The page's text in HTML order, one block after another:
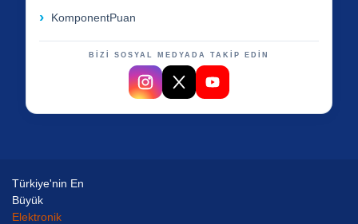
KomponentPuan
BİZİ SOSYAL MEDYADA TAKİP EDİN
Türkiye'nin En
Büyük
Elektronik